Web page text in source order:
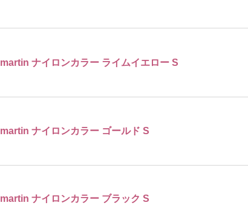
martin ナイロンカラー ライムイエロー S
martin ナイロンカラー ゴールド S
martin ナイロンカラー ブラック S